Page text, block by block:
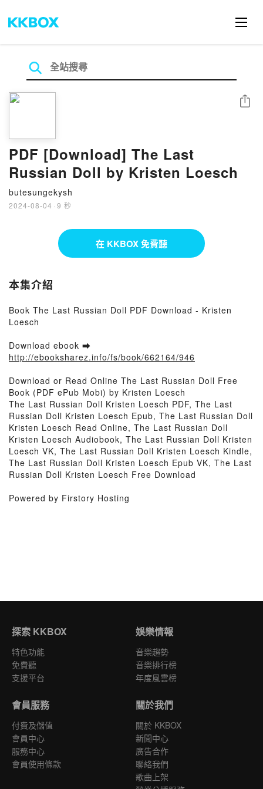
PDF [Download] The Last
Russian Doll by Kristen Loesch
butesungekysh
2024-08-04 · 9 秒
分享
在 KKBOX 免費聽
本集介紹
Book The Last Russian Doll PDF Download - Kristen
Loesch
Download ebook ➡
http://ebooksharez.info/fs/book/662164/946
Download or Read Online The Last Russian Doll Free
Book (PDF ePub Mobi) by Kristen Loesch
The Last Russian Doll Kristen Loesch PDF, The Last
Russian Doll Kristen Loesch Epub, The Last Russian Doll
Kristen Loesch Read Online, The Last Russian Doll
Kristen Loesch Audiobook, The Last Russian Doll Kristen
Loesch VK, The Last Russian Doll Kristen Loesch Kindle,
The Last Russian Doll Kristen Loesch Epub VK, The Last
Russian Doll Kristen Loesch Free Download
Powered by Firstory Hosting
探索 KKBOX
特色功能
免費聽
支援平台
娛樂情報
音樂趨勢
音樂排行榜
年度風雲榜
會員服務
付費及儲值
會員中心
服務中心
會員使用條款
關於我們
關於 KKBOX
新聞中心
廣告合作
聯絡我們
歌曲上架